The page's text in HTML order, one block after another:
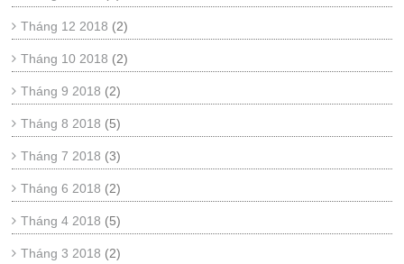
Tháng 12 2018 (2)
Tháng 10 2018 (2)
Tháng 9 2018 (2)
Tháng 8 2018 (5)
Tháng 7 2018 (3)
Tháng 6 2018 (2)
Tháng 4 2018 (5)
Tháng 3 2018 (2)